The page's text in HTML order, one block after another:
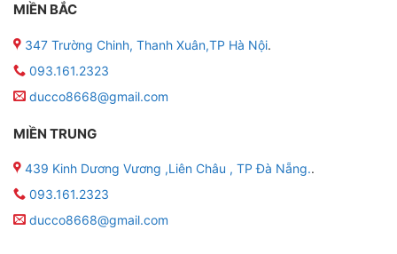
MIỀN BẮC
347 Trường Chinh, Thanh Xuân,TP Hà Nội.
093.161.2323
ducco8668@gmail.com
MIỀN TRUNG
439 Kinh Dương Vương ,Liên Châu , TP Đà Nẵng..
093.161.2323
ducco8668@gmail.com